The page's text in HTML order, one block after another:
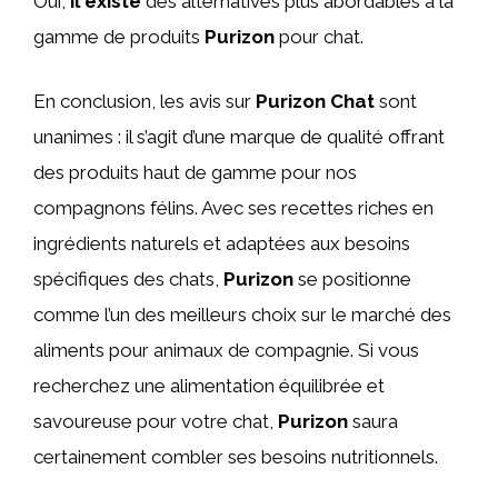
gamme de produits Purizon pour chat.
En conclusion, les avis sur Purizon Chat sont
unanimes : il s’agit d’une marque de qualité offrant
des produits haut de gamme pour nos
compagnons félins. Avec ses recettes riches en
ingrédients naturels et adaptées aux besoins
spécifiques des chats, Purizon se positionne
comme l’un des meilleurs choix sur le marché des
aliments pour animaux de compagnie. Si vous
recherchez une alimentation équilibrée et
savoureuse pour votre chat, Purizon saura
certainement combler ses besoins nutritionnels.